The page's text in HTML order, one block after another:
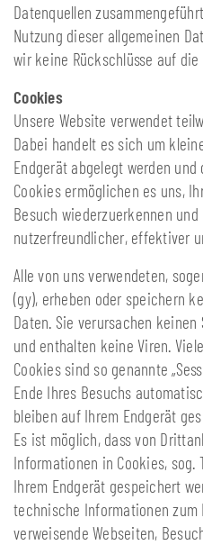
Datenquellen
Nutzung dieser allgemeinen
wir keine Rückschlüsse auf
Cookies
Unsere Website verwendet
Dabei handelt es sich um
Endgerät abgelegt werden
Cookies ermöglichen es uns,
Besuch wiederzuerkennen
nutzerfreundlicher, effektiver
Alle von uns verwendeten,
(gy), erheben oder speichern
Daten. Sie verursachen
und enthalten keine Viren.
Cookies sind so genannte
Ende Ihres Besuchs
bleiben auf Ihrem Endgerät
Es ist möglich, dass von
Informationen in Cookies, sog.
Ihrem Endgerät gespeichert
technische Informationen zum
verweisende Webseiten,